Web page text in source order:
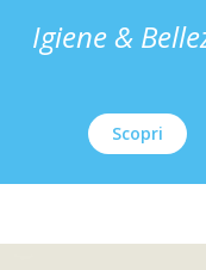
Igiene &
Scopri